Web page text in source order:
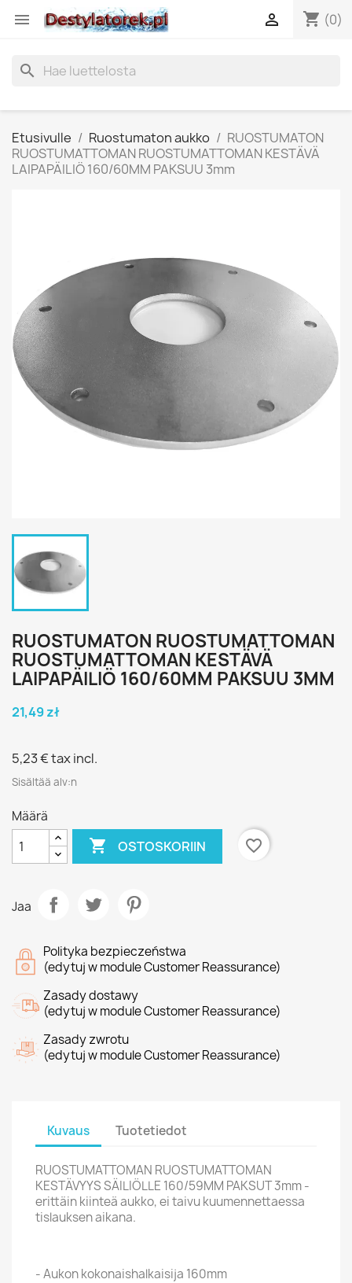
 shopping_cart (0)

search
Etusivulle Ruostumaton aukko
RUOSTUMATON
RUOSTUMATTOMAN RUOSTUMATTOMAN KESTÄVÄ
LAIPAPÄILIÖ 160/60MM PAKSUU 3mm
RUOSTUMATON RUOSTUMATTOMAN
RUOSTUMATTOMAN KESTÄVÄ
LAIPAPÄILIÖ 160/60MM PAKSUU 3MM
21,49 zł
5,23 €tax incl.
Sisältää alv:n
Määrä
 OSTOSKORIIN favorite_border
Jaa
Polityka bezpieczeństwa
(edytuj w module Customer Reassurance)
Zasady dostawy
(edytuj w module Customer Reassurance)
Zasady zwrotu
(edytuj w module Customer Reassurance)
Kuvaus Tuotetiedot
RUOSTUMATTOMAN RUOSTUMATTOMAN
KESTÄVYYS SÄILIÖLLE 160/59MM PAKSUT 3mm -
erittäin kiinteä aukko, ei taivu kuumennettaessa
tislauksen aikana.
- Aukon kokonaishalkaisija 160mm